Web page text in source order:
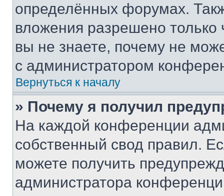
определённых форумах.
вложения разрешено
вы не знаете, почему не
с администратором
Вернуться к началу
» Почему я получил
На каждой конференции
собственный свод правил.
можете получить
администратора